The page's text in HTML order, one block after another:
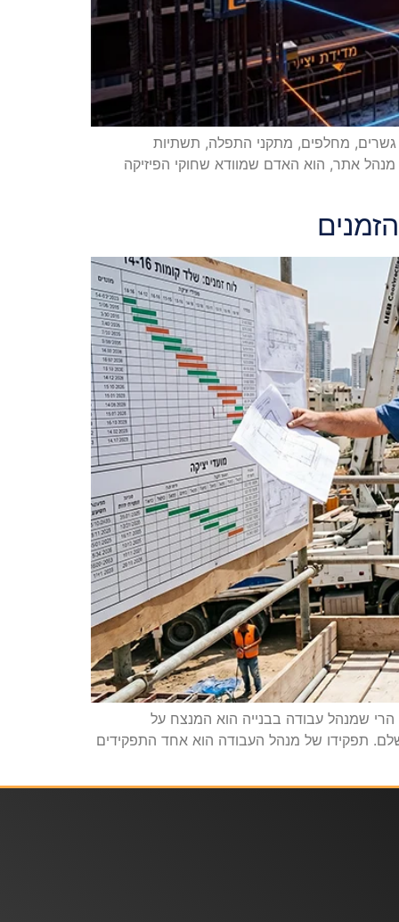
גשרים, מחלפים, מתקני התפלה, תשתיות
אתר, הוא האדם שמוודא שחוקי הפיזיקה
הרי שמנהל עבודה בבנייה הוא המנצח על
תפקידו של מנהל העבודה הוא אחד התפקידים